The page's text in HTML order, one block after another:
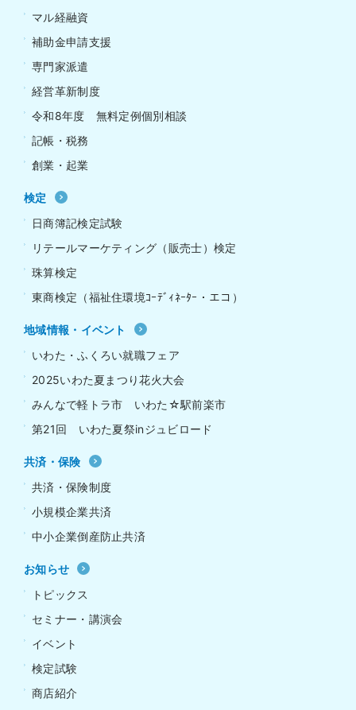
マル経融資
補助金申請支援
専門家派遣
経営革新制度
令和8年度 無料定例個別相談
記帳・税務
創業・起業
検定
日商簿記検定試験
リテールマーケティング（販売士）検定
珠算検定
東商検定（福祉住環境ｺｰﾃﾞｨﾈｰﾀｰ・エコ）
地域情報・イベント
いわた・ふくろい就職フェア
2025いわた夏まつり花火大会
みんなで軽トラ市 いわた☆駅前楽市
第21回 いわた夏祭inジュビロード
共済・保険
共済・保険制度
小規模企業共済
中小企業倒産防止共済
お知らせ
トピックス
セミナー・講演会
イベント
検定試験
商店紹介